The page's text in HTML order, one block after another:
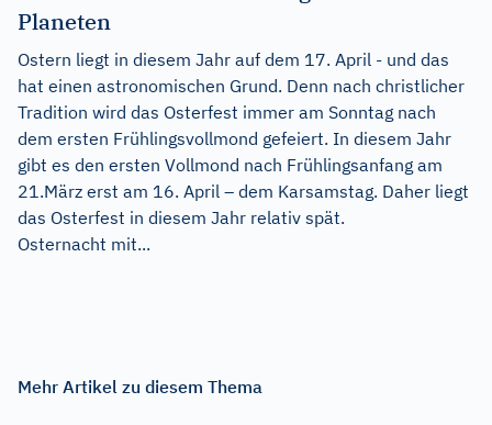
Planeten
Ostern liegt in diesem Jahr auf dem 17. April - und das
hat einen astronomischen Grund. Denn nach christlicher
Tradition wird das Osterfest immer am Sonntag nach
dem ersten Frühlingsvollmond gefeiert. In diesem Jahr
gibt es den ersten Vollmond nach Frühlingsanfang am
21.März erst am 16. April – dem Karsamstag. Daher liegt
das Osterfest in diesem Jahr relativ spät.
Osternacht mit...
Mehr Artikel zu diesem Thema